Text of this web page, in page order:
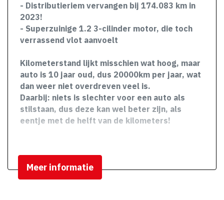
Led dagrijverlichting
Metaalkleur
Mistlampen voor
- Distributieriem vervangen bij 174.083 km in
2023!
- Superzuinige 1.2 3-cilinder motor, die toch
verrassend vlot aanvoelt
Kilometerstand lijkt misschien wat hoog, maar
auto is 10 jaar oud, dus 20000km per jaar, wat
dan weer niet overdreven veel is.
Daarbij: niets is slechter voor een auto als
stilstaan, dus deze kan wel beter zijn, als
eentje met de helft van de kilometers!
Meer informatie